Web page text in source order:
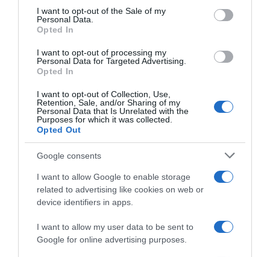
consent section.
I want to opt-out of the Sale of my
Personal Data.
Opted In
I want to opt-out of processing my
Personal Data for Targeted Advertising.
Opted In
I want to opt-out of Collection, Use,
Retention, Sale, and/or Sharing of my
Personal Data that Is Unrelated with the
Purposes for which it was collected.
Opted Out
Google consents
I want to allow Google to enable storage
related to advertising like cookies on web or
device identifiers in apps.
I want to allow my user data to be sent to
Google for online advertising purposes.
ΣΧΟΛΙΑ